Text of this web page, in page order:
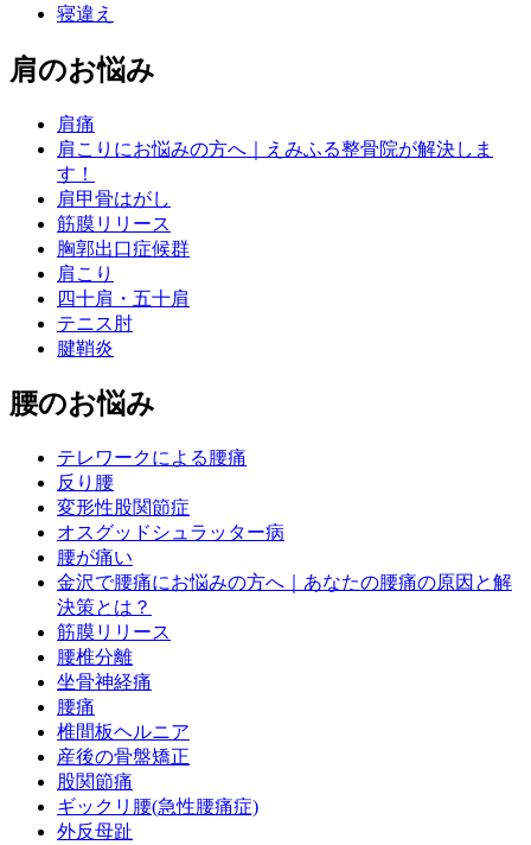
寝違え
肩のお悩み
肩痛
肩こりにお悩みの方へ｜えみふる整骨院が解決しま
す！
肩甲骨はがし
筋膜リリース
胸郭出口症候群
肩こり
四十肩・五十肩
テニス肘
腱鞘炎
腰のお悩み
テレワークによる腰痛
反り腰
変形性股関節症
オスグッドシュラッター病
腰が痛い
金沢で腰痛にお悩みの方へ｜あなたの腰痛の原因と解
決策とは？
筋膜リリース
腰椎分離
坐骨神経痛
腰痛
椎間板ヘルニア
産後の骨盤矯正
股関節痛
ギックリ腰(急性腰痛症)
外反母趾